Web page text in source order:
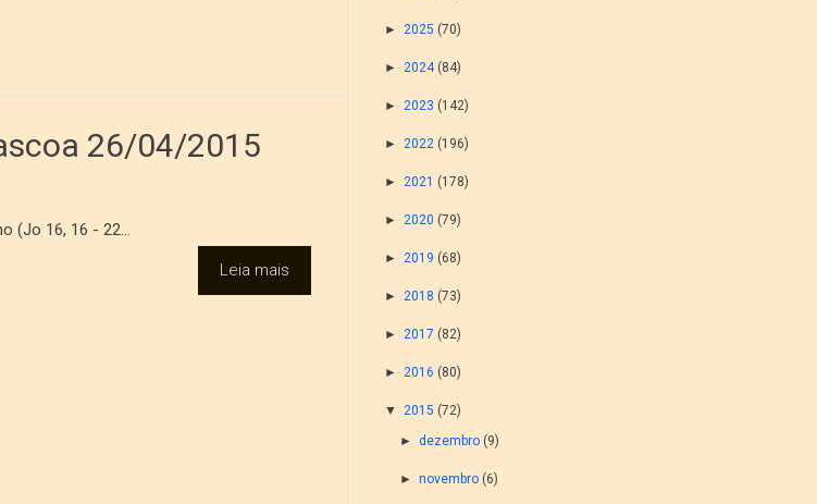
26/04/2015
(Jo 16, 16 - 22...
Leia mais
► 2025 (70)
► 2024 (84)
► 2023 (142)
► 2022 (196)
► 2021 (178)
► 2020 (79)
► 2019 (68)
► 2018 (73)
► 2017 (82)
► 2016 (80)
▼ 2015 (72)
►dezembro (9)
►novembro (6)